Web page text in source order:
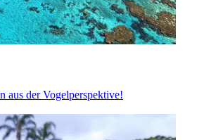
aus der Vogelperspektive!